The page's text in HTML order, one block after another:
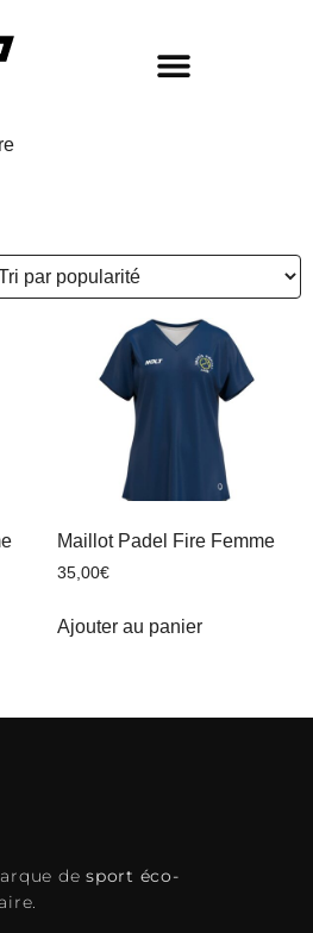
Maillot Padel Fire Femme
35,00€
Ajouter au panier
desport éco-